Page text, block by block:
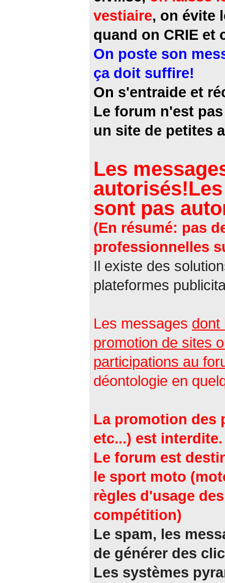
vestiaire, on évite
quand on CRIE et
On poste son
ça doit suffire!
On s'entraide et
Le forum n'est
un site de petites
Les
autorisés!
sont pas
(En résumé: pas
professionnelles
Il existe des
plateformes
Les messages dont
promotion de sites
participations au
déontologie en
La promotion des
etc...) est interdite.
Le forum est
le sport moto
règles d'usage
compétition)
Le spam, les
de générer des
Les systèmes